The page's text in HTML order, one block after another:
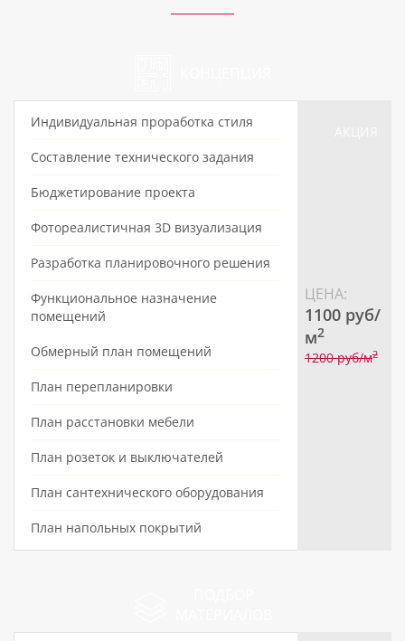
Индивидуальная проработка стиля
Составление технического задания
Бюджетирование проекта
Фотореалистичная 3D визуализация
Разработка планировочного решения
Функциональное назначение
помещений
Обмерный план помещений
План перепланировки
План расстановки мебели
План розеток и выключателей
План сантехнического оборудования
План напольных покрытий
ЦЕНА:
1100 pуб/
м2
1200 pуб/м2